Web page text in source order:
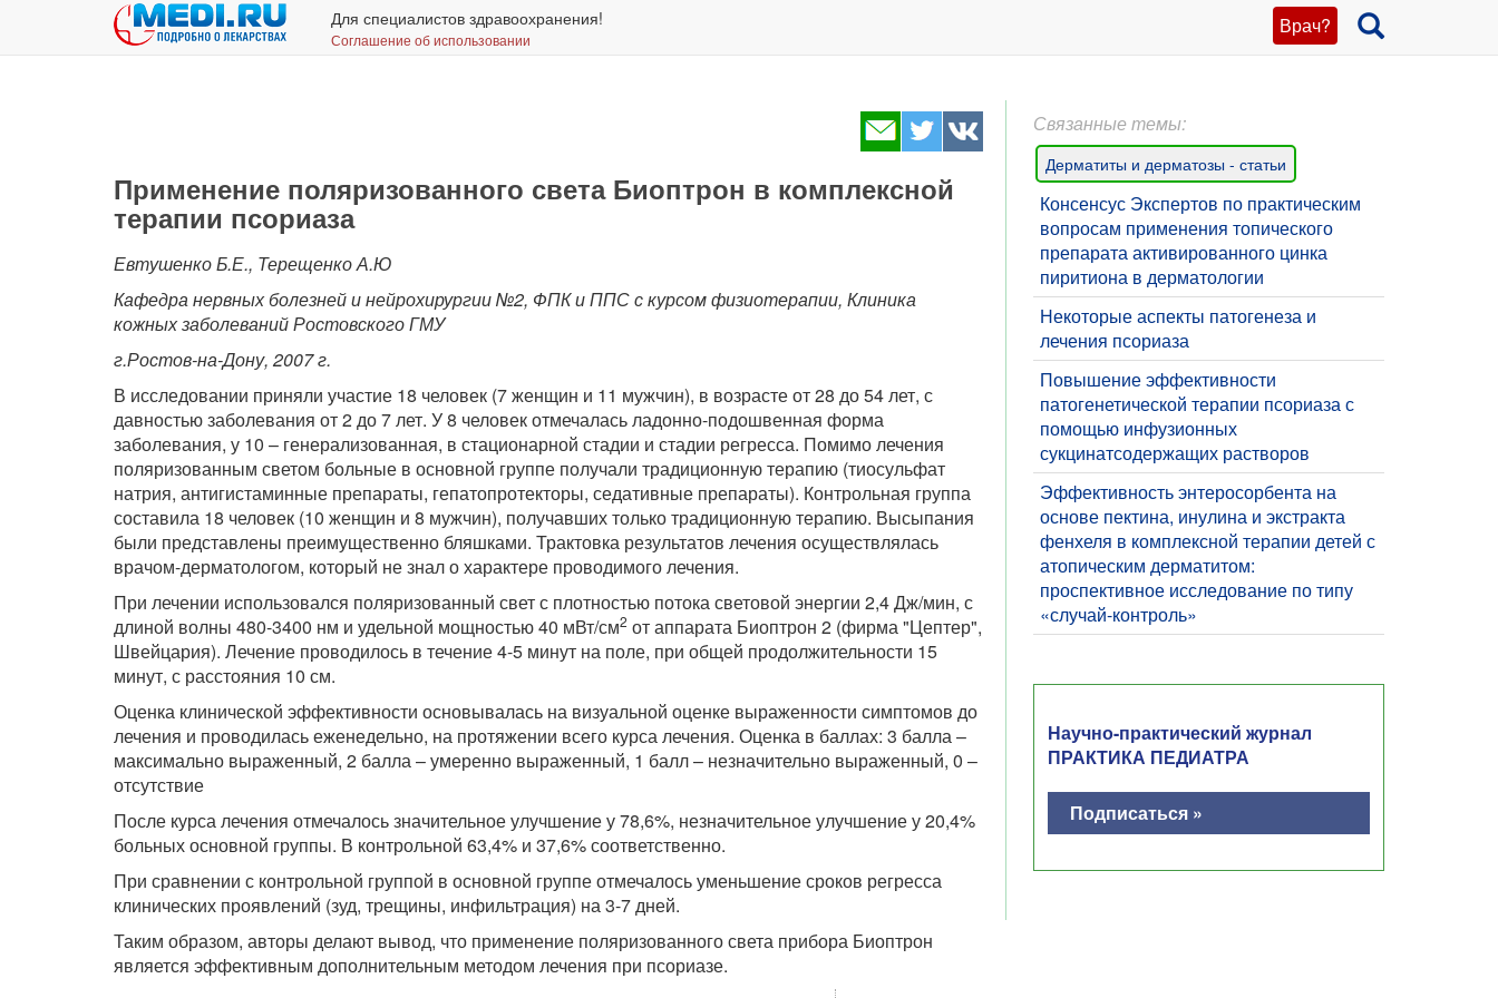
Врач?
Для специалистов здравоохранения!
Соглашение об использовании
Применение поляризованного света Биоптрон в комплексной
терапии псориаза
Евтушенко Б.Е., Терещенко А.Ю
Кафедра нервных болезней и нейрохирургии №2, ФПК и ППС с курсом физиотерапии, Клиника
кожных заболеваний Ростовского ГМУ
г.Ростов-на-Дону, 2007 г.
В исследовании приняли участие 18 человек (7 женщин и 11 мужчин), в возрасте от 28 до 54 лет, с
давностью заболевания от 2 до 7 лет. У 8 человек отмечалась ладонно-подошвенная форма
заболевания, у 10 – генерализованная, в стационарной стадии и стадии регресса. Помимо лечения
поляризованным светом больные в основной группе получали традиционную терапию (тиосульфат
натрия, антигистаминные препараты, гепатопротекторы, седативные препараты). Контрольная группа
составила 18 человек (10 женщин и 8 мужчин), получавших только традиционную терапию. Высыпания
были представлены преимущественно бляшками. Трактовка результатов лечения осуществлялась
врачом-дерматологом, который не знал о характере проводимого лечения.
При лечении использовался поляризованный свет с плотностью потока световой энергии 2,4 Дж/мин, с
длиной волны 480-3400 нм и удельной мощностью 40 мВт/см2 от аппарата Биоптрон 2 (фирма "Цептер",
Швейцария). Лечение проводилось в течение 4-5 минут на поле, при общей продолжительности 15
минут, с расстояния 10 см.
Оценка клинической эффективности основывалась на визуальной оценке выраженности симптомов до
лечения и проводилась еженедельно, на протяжении всего курса лечения. Оценка в баллах: 3 балла –
максимально выраженный, 2 балла – умеренно выраженный, 1 балл – незначительно выраженный, 0 –
отсутствие
После курса лечения отмечалось значительное улучшение у 78,6%, незначительное улучшение у 20,4%
больных основной группы. В контрольной 63,4% и 37,6% соответственно.
При сравнении с контрольной группой в основной группе отмечалось уменьшение сроков регресса
клинических проявлений (зуд, трещины, инфильтрация) на 3-7 дней.
Таким образом, авторы делают вывод, что применение поляризованного света прибора Биоптрон
является эффективным дополнительным методом лечения при псориазе.
Связанные темы:
Дерматиты и дерматозы - статьи
Консенсус Экспертов по практическим
вопросам применения топического
препарата активированного цинка
пиритиона в дерматологии
Некоторые аспекты патогенеза и
лечения псориаза
Повышение эффективности
патогенетической терапии псориаза с
помощью инфузионных
сукцинатсодержащих растворов
Эффективность энтеросорбента на
основе пектина, инулина и экстракта
фенхеля в комплексной терапии детей с
атопическим дерматитом:
проспективное исследование по типу
«случай-контроль»
Научно-практический журнал
ПРАКТИКА ПЕДИАТРА
Подписаться »